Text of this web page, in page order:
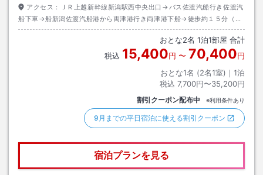
アクセス：
ＪＲ上越新幹線新潟駅西中央出口→バス佐渡汽船行き佐渡汽
船下車→船新潟佐渡汽船港から両津港行き両津港下船→徒歩約１５分（ホ
テル送迎バスあり１４：００～１９：２０到着時電話連絡にて）また翌日
は佐渡汽船まで７：４０～１０：００まで定期的に無料運行あり。
おとな2名 1泊1部屋 合計
税込 15,400円 〜 70,400円
おとな1名 (2名1室)｜ 1泊
税込 7,700円〜35,200円
割引クーポン配布中 ※利用条件あり
9月までの平日宿泊に使える割引クーポン
宿泊プランを見る